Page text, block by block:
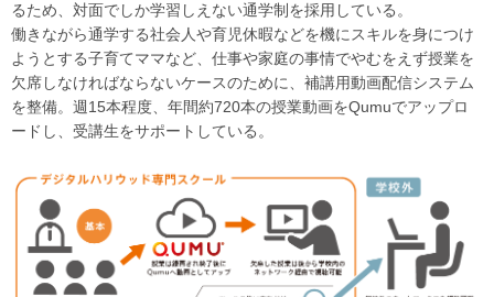
るため、対面でしか学習しえない通学制を採用している。
働きながら通学する社会人や育児休暇などを機にスキルを身につけ
ようとする子育てママなど、仕事や家庭の事情でやむをえず授業を
欠席しなければならないケースのために、補講用動画配信システム
を整備。週15本程度、年間約720本の授業動画をQumuでアップロ
ードし、受講生をサポートしている。